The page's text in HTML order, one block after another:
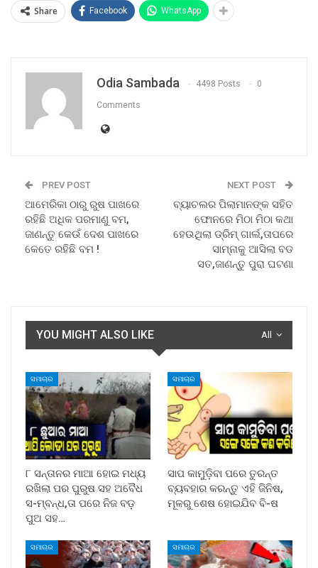
Share Facebook WhatsApp
Odia Sambada 4498 Posts 0
Comments
PREV POST
ଆମେରିକା ଠାରୁ ରୁଷ ପାଖରେ
ରହିଛି ଅଧିକ ପରମାଣୁ ବମ,
ଜାଣନ୍ତୁ କେଉଁ ଦେଶ ପାଖରେ
କେତେ ରହିଛି ବମ !
NEXT POST
ବ୍ୟାଚଲର ପିଲାମାନଙ୍କ ସହିତ
ଫୋନରେ ମିଠା ମିଠା କଥା
ହେଉଥିଲା ଡ୍ରିମ୍ ଗାର୍ଲ,ତାପରେ
ସାମ୍ନାକୁ ଆସିଲା ବଡ
ସତ,ଜାଣନ୍ତୁ ପୁରା ଘଟଣା
All
YOU MIGHT ALSO LIKE
ସମାଚାର
୮ ସନ୍ତାନର ମାଆ ହୋଇ ମଧ୍ୟ
ରଖିଲା ପର ପୁରୁଷ ସହ ଅବୈଧ
ସ-ମ୍ବନ୍ଧ,ତା ପରେ ନିଜ ବଡ଼
ପୁଅ ସହ…
ସମାଚାର
ସାପ କାମୁଡ଼ିବା ପରେ ତୁରନ୍ତ
ବ୍ୟବହାର କରନ୍ତୁ ଏହି ଜିନିଷ,
ମୂଳରୁ ଶେଷ ହୋଇଯିବ ବି-ଷ
ସମାଚାର ସମାଚାର